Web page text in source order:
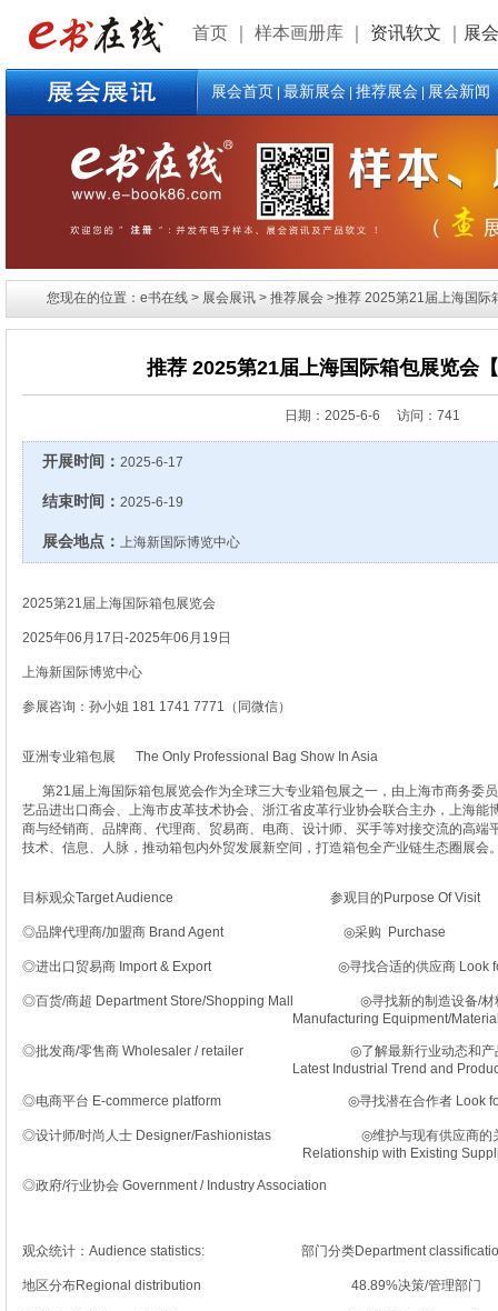
首页 样本画册库 资讯软文 展
展会首页|最新展会|推荐展会|展会新闻
您现在的位置：e书在线 > 展会展讯 > 推荐展会 >推荐 2025第21届上海国际
推荐 2025第21届上海国际箱包展览会
日期： 2025-6-6 访问：741
开展时间： 2025-6-17
结束时间： 2025-6-19
展会地点： 上海新国际博览中心
2025第21届上海国际箱包展览会
2025年06月17日-2025年06月19日
上海新国际博览中心
参展咨询：孙小姐 181 1741 7771（同微信）
亚洲专业箱包展 The Only Professional Bag Show In Asia
第21届上海国际箱包展览会作为全球三大专业箱包展之一，由上海市商务委
艺品进出口商会、上海市皮革技术协会、浙江省皮革行业协会联合主办，上海能
商与经销商、品牌商、代理商、贸易商、电商、设计师、买手等对接交流的高端
技术、信息、人脉，推动箱包内外贸发展新空间，打造箱包全产业链生态圈展会
目标观众Target Audience 参观目的Purpose Of Visit
◎品牌代理商/加盟商 Brand Agent ◎采购 Purchase
◎进出口贸易商 Import & Export ◎寻找合适的供应商 Look for
◎百货/商超 Department Store/Shopping Mall ◎寻找新的
Manufacturing Equipment/
◎批发商/零售商 Wholesaler / retailer ◎了解最新行业
Latest Industrial Trend and
◎电商平台 E-commerce platform ◎寻找潜在合作者 Look for
◎设计师/时尚人士 Designer/Fashionistas ◎维护与现有
Relationship with Existing
◎政府/行业协会 Government / Industry Association
观众统计：Audience statistics: 部门分类Department
地区分布Regional distribution 48.89%决策/管理部门